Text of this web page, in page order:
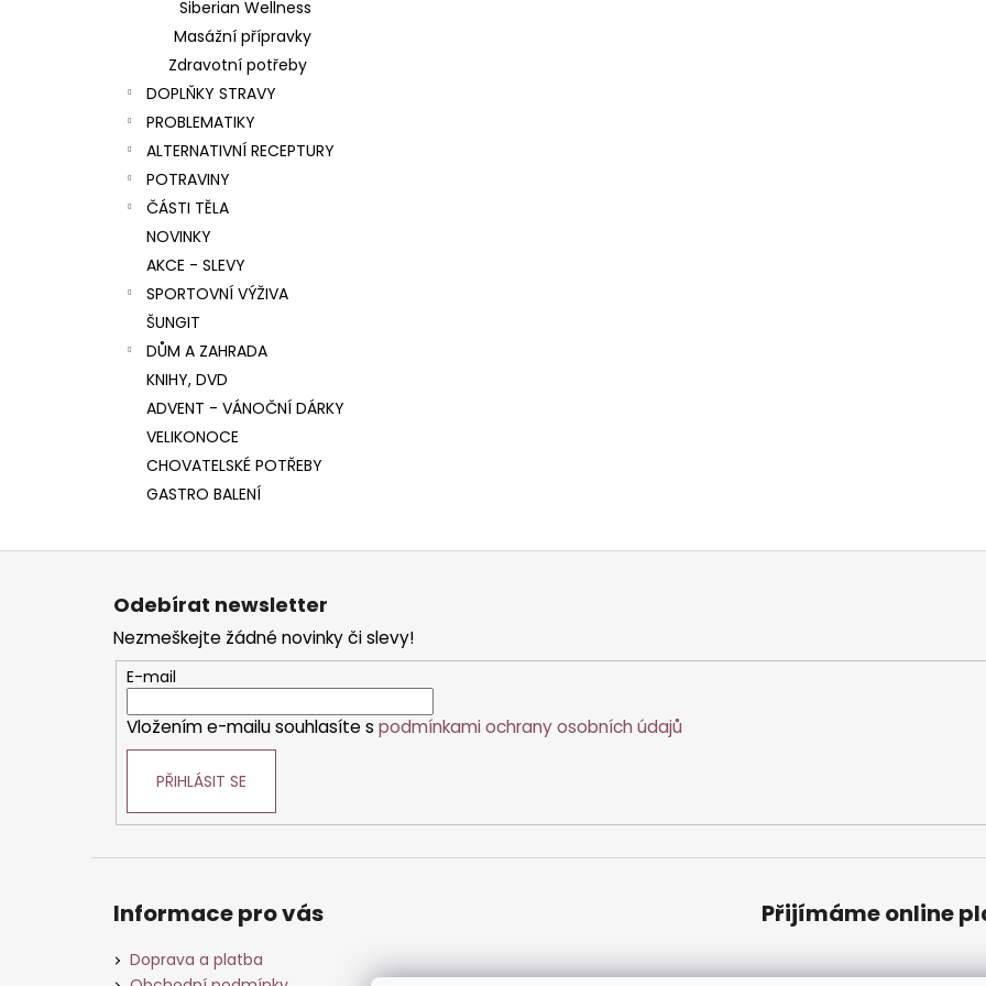
Siberian Wellness
Masážní přípravky
Zdravotní potřeby
DOPLŇKY STRAVY
PROBLEMATIKY
ALTERNATIVNÍ RECEPTURY
POTRAVINY
ČÁSTI TĚLA
NOVINKY
AKCE - SLEVY
SPORTOVNÍ VÝŽIVA
ŠUNGIT
DŮM A ZAHRADA
KNIHY, DVD
ADVENT - VÁNOČNÍ DÁRKY
VELIKONOCE
CHOVATELSKÉ POTŘEBY
GASTRO BALENÍ
Z
Odebírat newsletter
Nezmeškejte žádné novinky či slevy!
E-mail
Vložením e-mailu souhlasíte s podmínkami ochrany osobních údajů
PŘIHLÁSIT SE
Informace pro vás
Doprava a platba
Přijímáme online